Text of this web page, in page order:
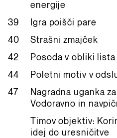
energije
39
Igra poišči pare
40
Strašni zmajček
42
Posoda v obliki lista
44
Poletni motiv v
47
Nagradna uganka
Vodoravno in
Timov objektiv:
idej do uresničitve